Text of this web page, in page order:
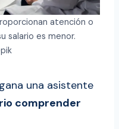
atención o
salario es menor.
una asistente
comprender